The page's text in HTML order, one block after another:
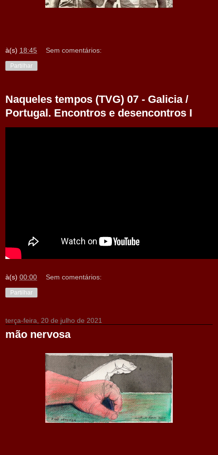
à(s) 18:45 Sem comentários:
Partilhar
Naqueles tempos (TVG) 07 - Galicia /
Portugal. Encontros e desencontros I
à(s) 00:00 Sem comentários:
Partilhar
terça-feira, 20 de julho de 2021
mão nervosa